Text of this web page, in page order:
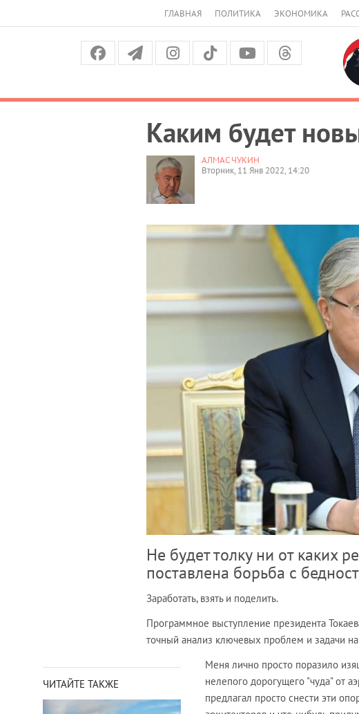
ГЛАВНАЯ ПОЛИТИКА ЭКОНОМИКА
Каким будет
АЛМАС ЧУКИН
Вторник, 11 Янв 2022, 14:20
Не будет толку ни от каких
поставлена борьба с
Заработать, взять и поделить.
Программное выступление президента
точный анализ ключевых проблем и задачи
ЧИТАЙТЕ ТАКЖЕ
Меня лично просто поразило
нелепого дорогущего "чуда" от
предлагал просто снести эти